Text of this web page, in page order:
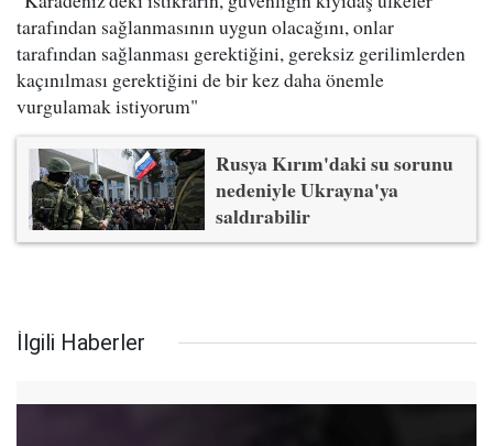
tarafından sağlanmasının uygun olacağını, onlar
tarafından sağlanması gerektiğini, gereksiz gerilimlerden
kaçınılması gerektiğini de bir kez daha önemle
vurgulamak istiyorum"
Rusya Kırım'daki su sorunu
nedeniyle Ukrayna'ya
saldırabilir
İlgili Haberler